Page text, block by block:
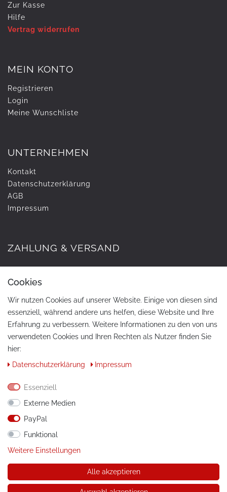
Zur Kasse
Hilfe
Vertrag widerrufen
MEIN KONTO
Registrieren
Login
Meine Wunschliste
UNTERNEHMEN
Kontakt
Daten­schutz­erklärung
AGB
Impressum
ZAHLUNG & VERSAND
ANLEITUNGEN
Montageanleitungen
© Copyright 2026 tuning-art.com GmbH. Alle Rechte
vorbehalten.
Cookies
Wir nutzen Cookies auf unserer Website. Einige von diesen sind
essenziell, während andere uns helfen, diese Website und Ihre
Erfahrung zu verbessern. Weitere Informationen zu den von uns
verwendeten Cookies und Ihren Rechten als Nutzer finden Sie
hier:
Daten­schutz­erklärung
Impressum
Essenziell
Externe Medien
PayPal
Funktional
Weitere Einstellungen
Alle akzeptieren